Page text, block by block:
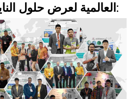
العالمية لعرض حلول النايلون الخاصة بنا: